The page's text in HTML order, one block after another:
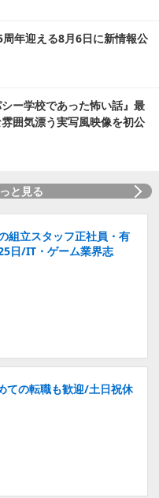
周年迎える8月6日に新情報公
ー学校であった怖い話』最
囲気漂う実写風映像を初公
と見る
組立スタッフ正社員・有
日/IT・ゲーム業界志
ての転職も歓迎/土日祝休